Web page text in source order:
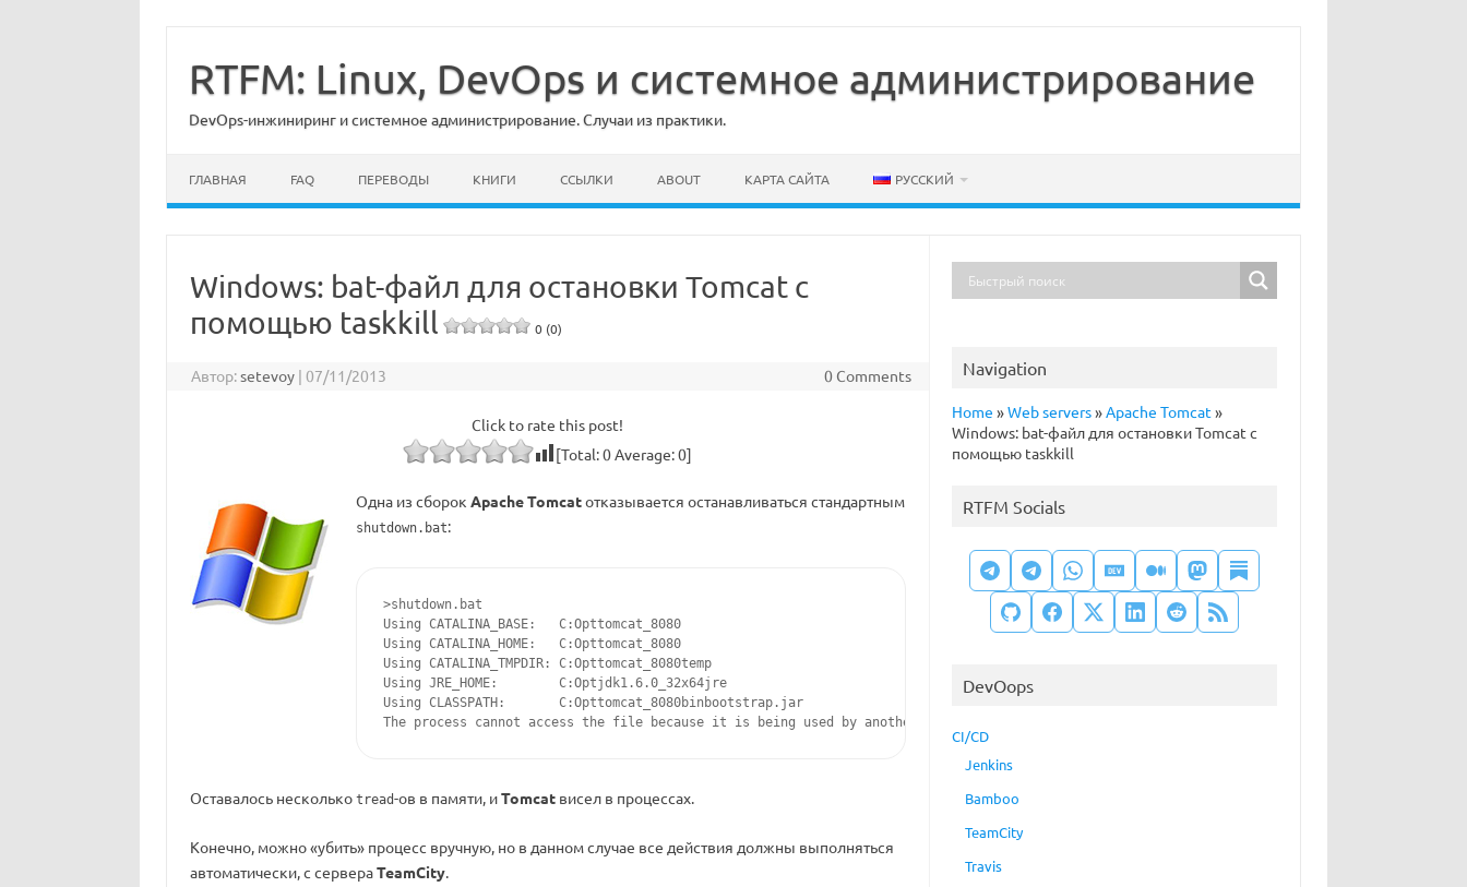
содержимому
RTFM: Linux, DevOps и системное администрирование
DevOps-инжиниринг и системное администрирование. Случаи из практики.
ГЛАВНАЯ FAQ ПЕРЕВОДЫ КНИГИ ССЫЛКИ ABOUT КАРТА САЙТА РУССКИЙ
Windows: bat-файл для остановки Tomcat с
помощью taskkill
0 (0)
Автор:setevoy | 07/11/2013 0 Comments
Click to rate this post!
[Total:0Average:0]
Одна из сборок Apache Tomcatотказывается останавливаться стандартным
shutdown.bat:
>shutdown.bat
Using CATALINA_BASE:   C:Opttomcat_8080
Using CATALINA_HOME:   C:Opttomcat_8080
Using CATALINA_TMPDIR: C:Opttomcat_8080temp
Using JRE_HOME:        C:Optjdk1.6.0_32x64jre
Using CLASSPATH:       C:Opttomcat_8080binbootstrap.jar
The process cannot access the file because it is being used by another process.
Оставалось несколько tread-ов в памяти, иTomcatвисел в процессах.
Конечно, можно «убить» процесс вручную, но в данном случае все действия должны выполняться
автоматически, с сервераTeamCity.
Navigation
Home »Web servers»Apache Tomcat »
Windows: bat-файл для остановки Tomcat с
помощью taskkill
RTFM Socials
DevOops
CI/CD
Jenkins
Bamboo
TeamCity
Travis